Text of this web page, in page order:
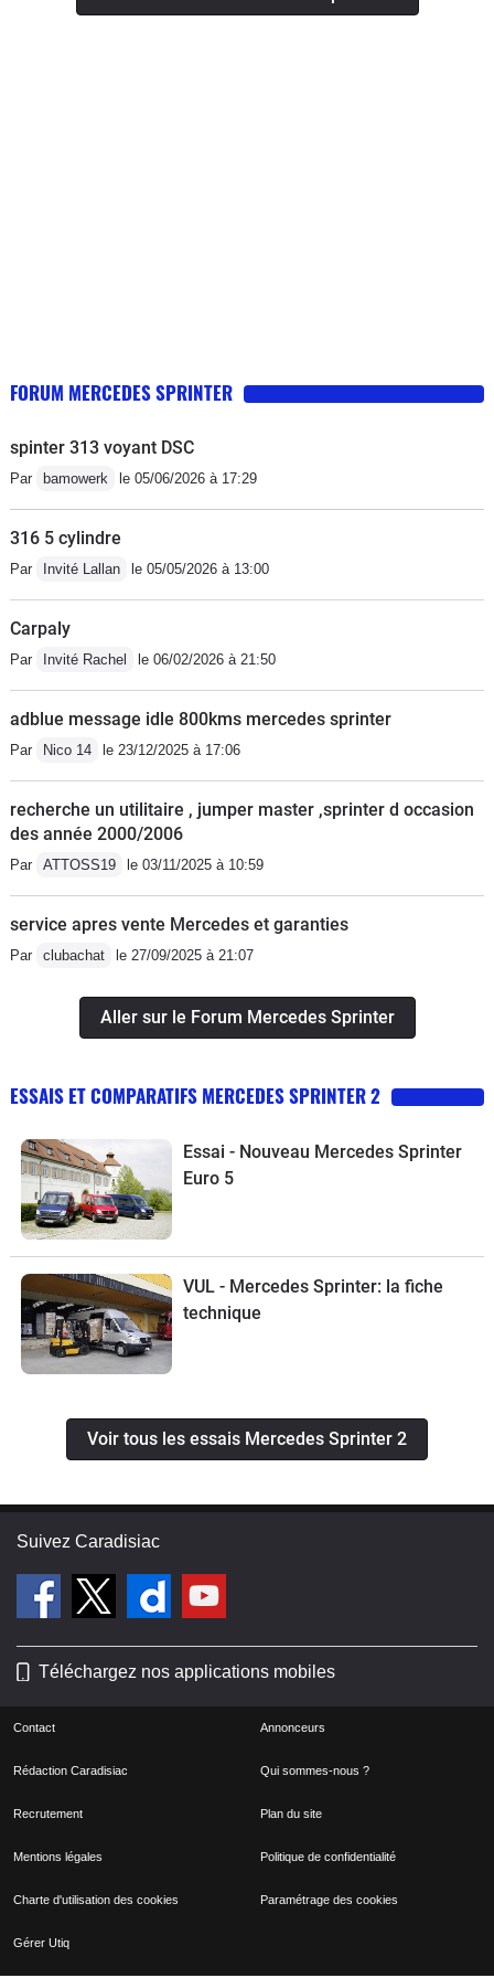
FORUM MERCEDES SPRINTER
spinter 313 voyant DSC
Par bamowerk le 05/06/2026 à 17:29
316 5 cylindre
Par Invité Lallan le 05/05/2026 à 13:00
Carpaly
Par Invité Rachel le 06/02/2026 à 21:50
adblue message idle 800kms mercedes sprinter
Par Nico 14 le 23/12/2025 à 17:06
recherche un utilitaire , jumper master ,sprinter d occasion
des année 2000/2006
Par ATTOSS19 le 03/11/2025 à 10:59
service apres vente Mercedes et garanties
Par clubachat le 27/09/2025 à 21:07
Aller sur le Forum Mercedes Sprinter
ESSAIS ET COMPARATIFS MERCEDES SPRINTER 2
Essai - Nouveau Mercedes Sprinter
Euro 5
VUL - Mercedes Sprinter: la fiche
technique
Voir tous les essais Mercedes Sprinter 2
Suivez Caradisiac
Téléchargez nos applications mobiles
Contact Annonceurs
Rédaction Caradisiac Qui sommes-nous ?
Recrutement Plan du site
Mentions légales Politique de confidentialité
Charte d'utilisation des cookies Paramétrage des cookies
Gérer Utiq